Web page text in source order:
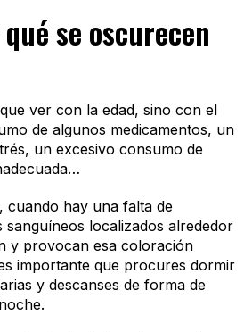
se oscurecen
ver con la edad, sino con el
de algunos medicamentos, un
un excesivo consumo de
cuando hay una falta de
sanguíneos localizados alrededor
y provocan esa coloración
importante que procures dormir
y descanses de forma de